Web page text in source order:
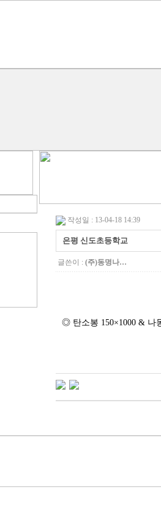
작성일 : 13-04-18 14:39
은평 신도초등학교
글쓴이 : (주)동명나…
◎ 탄소봉 150×1000 & 나